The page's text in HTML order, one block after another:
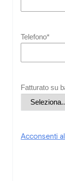
Telefono*
Fatturato su
Acconsenti